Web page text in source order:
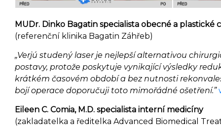
MUDr. Dinko Bagatin specialista obecné a plastické
(referenční klinika Bagatin Záhřeb)
„Verjú studený laser je nejlepší alternativou
postavy, protože poskytuje vynikající výsledky
krátkém časovém období a bez nutnosti
bojí operace doporučuji toto mimořádné ošetření.”
Eileen C. Comia, M.D. specialista interní medicíny
(zakladatelka a ředitelka Advanced Biomedical